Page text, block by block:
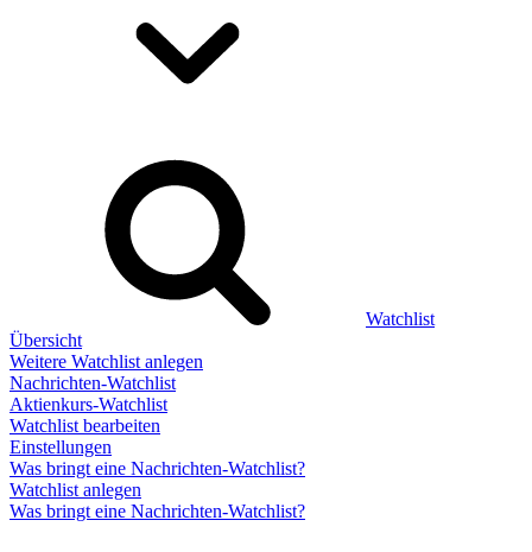
Watchlist
Übersicht
Weitere Watchlist anlegen
Nachrichten-Watchlist
Aktienkurs-Watchlist
Watchlist bearbeiten
Einstellungen
Was bringt eine Nachrichten-Watchlist?
Watchlist anlegen
Was bringt eine Nachrichten-Watchlist?